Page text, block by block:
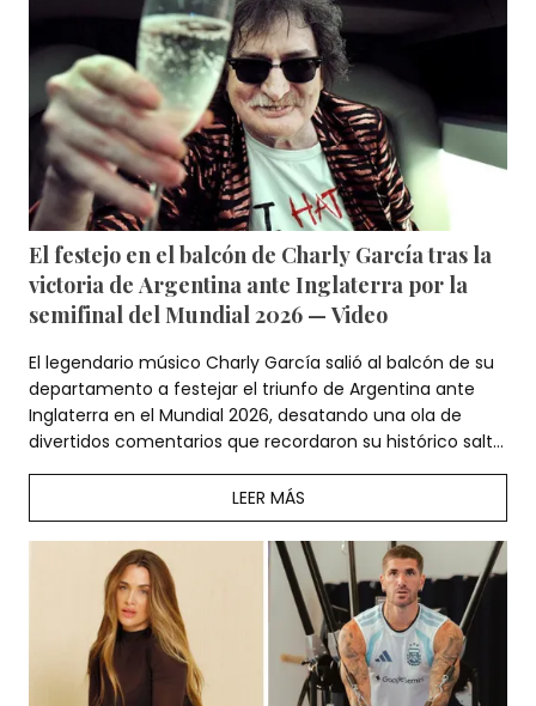
El festejo en el balcón de Charly García tras la
victoria de Argentina ante Inglaterra por la
semifinal del Mundial 2026 — Video
El legendario músico Charly García salió al balcón de su
departamento a festejar el triunfo de Argentina ante
Inglaterra en el Mundial 2026, desatando una ola de
divertidos comentarios que recordaron su histórico salto
del año 2000.
LEER MÁS